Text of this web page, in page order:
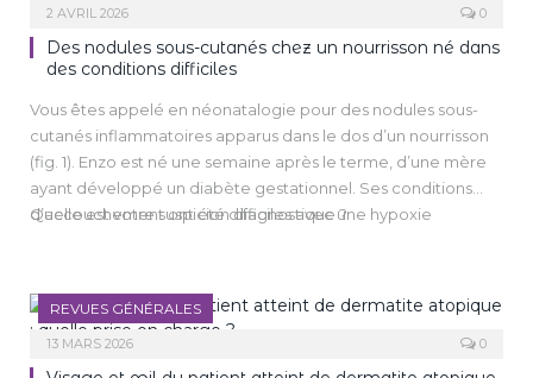
2 AVRIL 2026 0
Des nodules sous-cutanés chez un nourrisson né dans
des conditions difficiles
Vous êtes appelé en néonatalogie pour des nodules sous-
cutanés inflammatoires apparus dans le dos d’un nourrisson
(fig. 1). Enzo est né une semaine après le terme, d’une mère
ayant développé un diabète gestationnel. Ses conditions
d’accouchement ont été difficiles avec une hypoxie
Quelle est votre suspicion diagnostique ?
REVUES GÉNÉRALES
13 MARS 2026 0